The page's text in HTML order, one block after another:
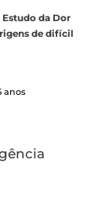
da Dor
de difícil
anos